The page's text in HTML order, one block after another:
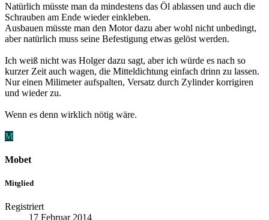
Natürlich müsste man da mindestens das Öl ablassen und auch die
Schrauben am Ende wieder einkleben.
Ausbauen müsste man den Motor dazu aber wohl nicht unbedingt,
aber natürlich muss seine Befestigung etwas gelöst werden.
Ich weiß nicht was Holger dazu sagt, aber ich würde es nach so
kurzer Zeit auch wagen, die Mitteldichtung einfach drinn zu lassen.
Nur einen Milimeter aufspalten, Versatz durch Zylinder korrigiren
und wieder zu.
Wenn es denn wirklich nötig wäre.
M
Mobet
Mitglied
Registriert
17 Februar 2014